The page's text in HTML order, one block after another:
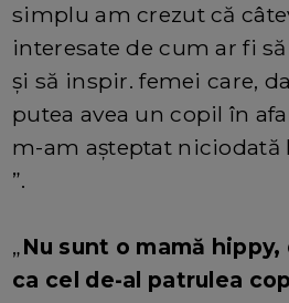
simplu am crezut că
interesate de cum ar fi
și să inspir. femei care,
putea avea un copil în
m-am așteptat niciodată
”.
„Nu sunt o mamă
ca cel de-al patrulea